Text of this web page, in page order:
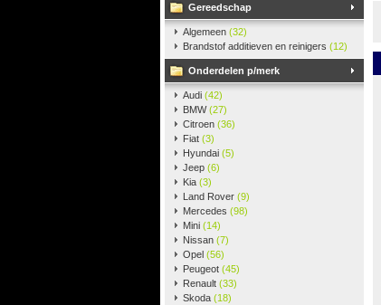
Gereedschap
Algemeen (32)
Brandstof additieven en reinigers (12)
Onderdelen p/merk
Audi (42)
BMW(27)
Citroen (36)
Fiat (3)
Hyundai (5)
Jeep (6)
Kia (3)
Land Rover (9)
Mercedes (98)
Mini (14)
Nissan (7)
Opel (56)
Peugeot (45)
Renault (33)
Skoda (18)